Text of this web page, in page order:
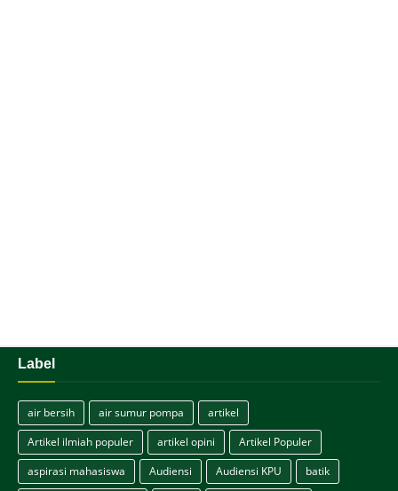
Label
air bersih air sumur pompa
artikel
Artikel ilmiah populer
artikel opini
Artikel Populer
aspirasi mahasiswa
Audiensi Audiensi KPU
batik